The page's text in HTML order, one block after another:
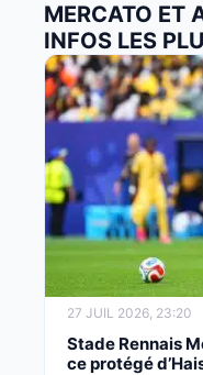
MERCATO ET
INFOS LES
27 JUIL 2026, 23:20
Stade Rennais
ce protégé